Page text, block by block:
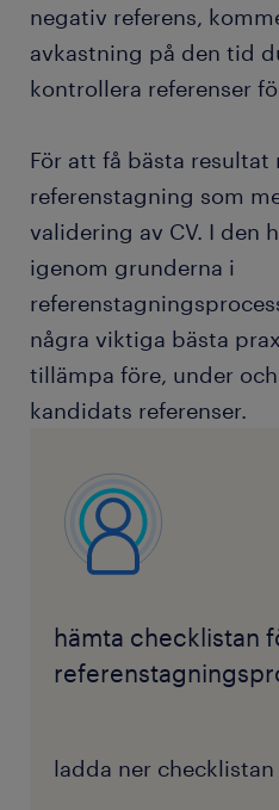
negativ referens,
avkastning på den tid
kontrollera referenser
För att få bästa
referenstagning som
validering av CV. I den
igenom grunderna i
några viktiga bästa
tillämpa före, under
kandidats referenser.
hämta checklistan
ladda ner checklistan